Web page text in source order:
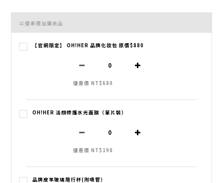
以優惠價加購商品
【官網限定】 OH!HER 品牌化妝包 原價$880
優惠價 NT$680
OH!HER 活顏修護水光面膜（單片裝）
優惠價 NT$198
品牌皮革玻璃隨行杯(附吸管）